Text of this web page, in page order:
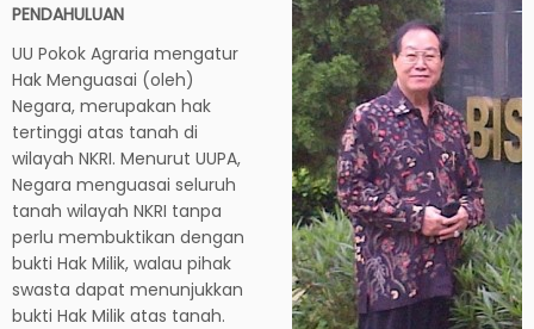
PENDAHULUAN
UU Pokok Agraria mengatur
Hak Menguasai (oleh)
Negara, merupakan hak
tertinggi atas tanah di
wilayah NKRI. Menurut UUPA,
Negara menguasai seluruh
tanah wilayah NKRI tanpa
perlu membuktikan dengan
bukti Hak Milik, walau pihak
swasta dapat menunjukkan
bukti Hak Milik atas tanah.